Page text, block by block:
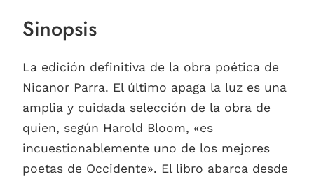
Sinopsis
La edición definitiva de la obra poética de
Nicanor Parra. El último apaga la luz es una
amplia y cuidada selección de la obra de
quien, según Harold Bloom, «es
incuestionablemente uno de los mejores
poetas de Occidente». El libro abarca desde